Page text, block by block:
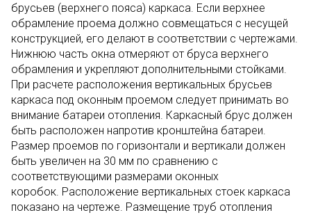
брусьев (верхнего пояса) каркаса. Если верхнее
обрамление проема должно совмещаться с несущей
конструкцией, его делают в соответствии с чертежами.
Нижнюю часть окна отмеряют от бруса верхнего
обрамления и укрепляют дополнительными стойками.
При расчете расположения вертикальных брусьев
каркаса под оконным проемом следует принимать во
внимание батареи отопления. Каркасный брус должен
быть расположен напротив кронштейна батареи.
Размер проемов по горизонтали и вертикали должен
быть увеличен на 30 мм по сравнению с
соответствующими размерами оконных
коробок. Расположение вертикальных стоек каркаса
показано на чертеже. Размещение труб отопления